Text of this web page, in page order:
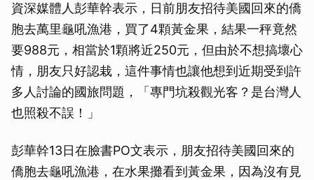
資深媒體人彭華幹表示，日前朋友招待美國回來的僑
胞去萬里龜吼漁港，買了4顆黃金果，結果一秤竟然
要988元，相當於1顆將近250元，但由於不想搞壞心
情，朋友只好認栽，這件事情也讓他想到近期受到許
多人討論的國旅問題，「專門坑殺觀光客？是台灣人
也照殺不誤！」
彭華幹13日在臉書PO文表示，朋友招待美國回來的
僑胞去龜吼漁港，在水果攤看到黃金果，因為沒有見